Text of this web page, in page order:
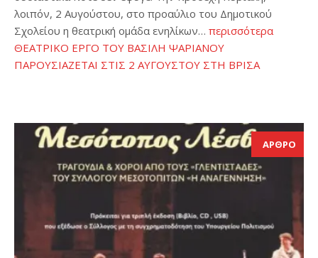
λοιπόν, 2 Αυγούστου, στο προαύλιο του Δημοτικού
Σχολείου η θεατρική ομάδα ενηλίκων… περισσότερα
ΘΕΑΤΡΙΚΟ ΕΡΓΟ ΤΟΥ ΒΑΣΙΛΗ ΨΑΡΙΑΝΟΥ
ΠΑΡΟΥΣΙΑΖΕΤΑΙ ΣΤΙΣ 2 ΑΥΓΟΥΣΤΟΥ ΣΤΗ ΒΡΙΣΑ
ΑΡΘΡΟ